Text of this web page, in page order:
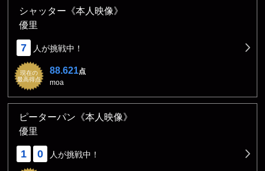
シャッター《本人映像》
優里
7 人が挑戦中！
現在の
最高得点
88.621点
moa
ピーターパン《本人映像》
優里
1 0 人が挑戦中！